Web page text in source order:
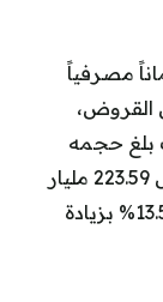
مصرفياً
القروض،
بلغ حجمه
253.81 مليار ريال في نهاية أيار/مايو، مقابل 223.59 مليار
ريال في العام السابق، مسجلاً نمواً نسبته 13.5% بزيادة